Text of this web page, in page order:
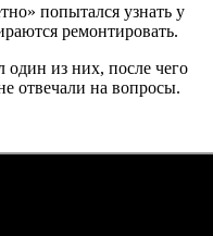
попытался узнать у
ремонтировать.
из них, после чего
отвечали на вопросы.